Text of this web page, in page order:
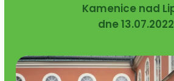
Kamenice nad
dne 13.07.2022